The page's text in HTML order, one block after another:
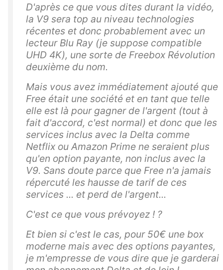
D'après ce que vous dites durant la vidéo,
la V9 sera top au niveau technologies
récentes et donc probablement avec un
lecteur Blu Ray (je suppose compatible
UHD 4K), une sorte de Freebox Révolution
deuxième du nom.
Mais vous avez immédiatement ajouté que
Free était une société et en tant que telle
elle est là pour gagner de l'argent (tout à
fait d'accord, c'est normal) et donc que les
services inclus avec la Delta comme
Netflix ou Amazon Prime ne seraient plus
qu'en option payante, non inclus avec la
V9. Sans doute parce que Free n'a jamais
répercuté les hausse de tarif de ces
services ... et perd de l'argent...
C'est ce que vous prévoyez ! ?
Et bien si c'est le cas, pour 50€ une box
moderne mais avec des options payantes,
je m'empresse de vous dire que je garderai